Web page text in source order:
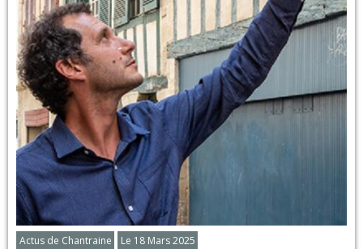
Actus de Chantraine Le 18 Mars 2025